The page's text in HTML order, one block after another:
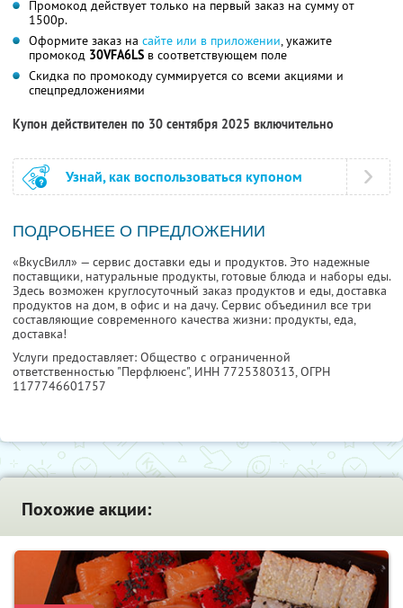
Промокод действует только на первый заказ на сумму от
1500р.
Оформите заказ на сайте или в приложении, укажите
промокод 30VFA6LS в соответствующем поле
Скидка по промокоду суммируется со всеми акциями и
спецпредложениями
Купон действителен по 30 сентября 2025 включительно
Узнай, как воспользоваться купоном
ПОДРОБНЕЕ О ПРЕДЛОЖЕНИИ
«ВкусВилл» — сервис доставки еды и продуктов. Это надежные
поставщики, натуральные продукты, готовые блюда и наборы еды.
Здесь возможен круглосуточный заказ продуктов и еды, доставка
продуктов на дом, в офис и на дачу. Сервис объединил все три
составляющие современного качества жизни: продукты, еда,
доставка!
Услуги предоставляет: Общество с ограниченной
ответственностью "Перфлюенс", ИНН 7725380313, ОГРН
1177746601757
Похожие акции: